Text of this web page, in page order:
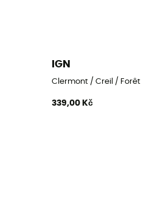
IGN
Clermont / Creil /
339,00 Kč